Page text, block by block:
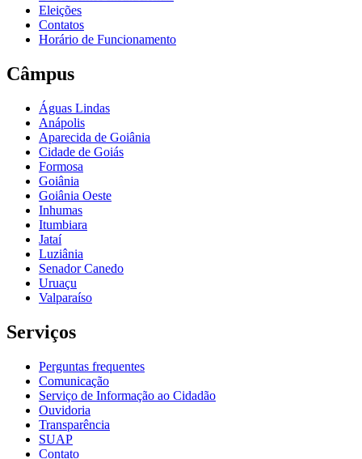
Eleições
Contatos
Horário de Funcionamento
Câmpus
Águas Lindas
Anápolis
Aparecida de Goiânia
Cidade de Goiás
Formosa
Goiânia
Goiânia Oeste
Inhumas
Itumbiara
Jataí
Luziânia
Senador Canedo
Uruaçu
Valparaíso
Serviços
Perguntas frequentes
Comunicação
Serviço de Informação ao Cidadão
Ouvidoria
Transparência
SUAP
Contato